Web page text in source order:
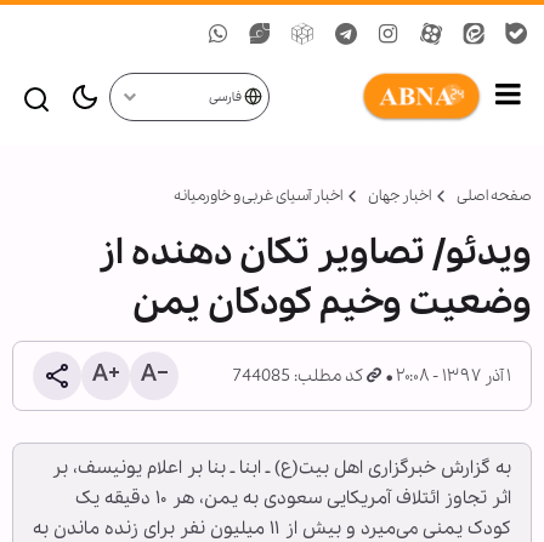
فارسی
صفحه اصلی اخبار جهان اخبار آسیای غربی و خاورمیانه
ویدئو/ تصاویر تکان دهنده از
وضعیت وخیم کودکان یمن
۱ آذر ۱۳۹۷ - ۲۰:۰۸ کد مطلب: 744085
به گزارش خبرگزاری اهل بیت(ع) ـ ابنا ـ بنا بر اعلام یونیسف، بر
اثر تجاوز ائتلاف آمریکایی سعودی به یمن، هر ۱۰ دقیقه یک
کودک یمنی می‌میرد و بیش از ۱۱ میلیون نفر برای زنده ماندن به